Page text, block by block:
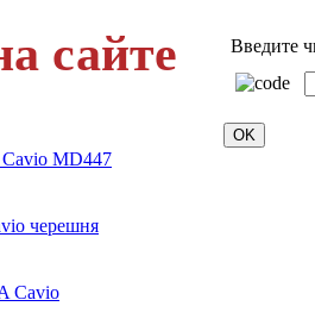
сайте
MD447
черешня
Cavio
Введите